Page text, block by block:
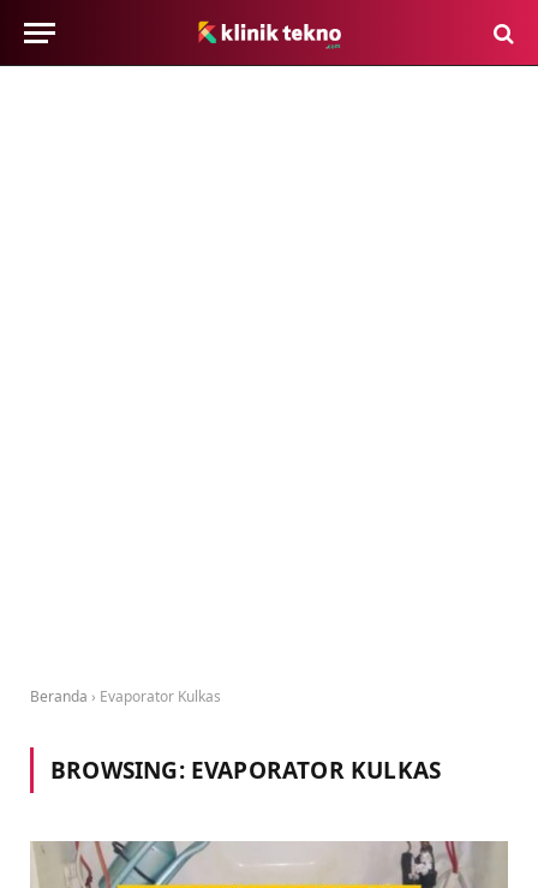
Beranda › Evaporator Kulkas
BROWSING: EVAPORATOR KULKAS